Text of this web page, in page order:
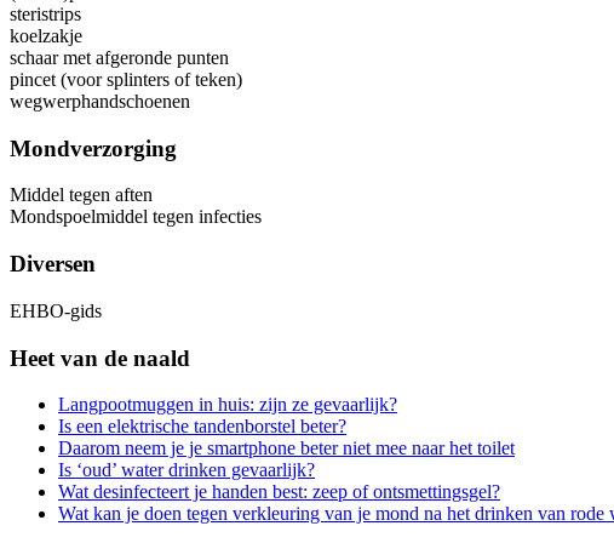
steristrips
koelzakje
schaar met afgeronde punten
pincet (voor splinters of teken)
wegwerphandschoenen
Mondverzorging
Middel tegen aften
Mondspoelmiddel tegen infecties
Diversen
EHBO-gids
Heet van de naald
Langpootmuggen in huis: zijn ze gevaarlijk?
Is een elektrische tandenborstel beter?
Daarom neem je je smartphone beter niet mee naar het toilet
Is ‘oud’ water drinken gevaarlijk?
Wat desinfecteert je handen best: zeep of ontsmettingsgel?
Wat kan je doen tegen verkleuring van je mond na het drinken van rode